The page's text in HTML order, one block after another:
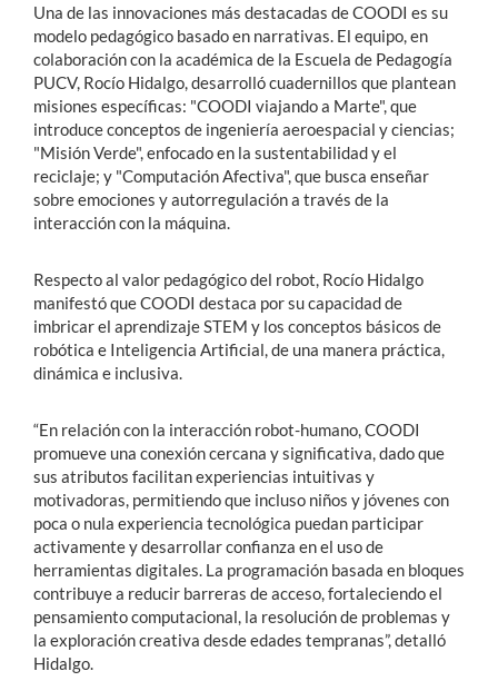
Una de las innovaciones más destacadas de COODI es su
modelo pedagógico basado en narrativas. El equipo, en
colaboración con la académica de la Escuela de Pedagogía
PUCV, Rocío Hidalgo, desarrolló cuadernillos que plantean
misiones específicas: "COODI viajando a Marte", que
introduce conceptos de ingeniería aeroespacial y ciencias;
"Misión Verde", enfocado en la sustentabilidad y el
reciclaje; y "Computación Afectiva", que busca enseñar
sobre emociones y autorregulación a través de la
interacción con la máquina.
Respecto al valor pedagógico del robot, Rocío Hidalgo
manifestó que COODI destaca por su capacidad de
imbricar el aprendizaje STEM y los conceptos básicos de
robótica e Inteligencia Artificial, de una manera práctica,
dinámica e inclusiva.
“En relación con la interacción robot-humano, COODI
promueve una conexión cercana y significativa, dado que
sus atributos facilitan experiencias intuitivas y
motivadoras, permitiendo que incluso niños y jóvenes con
poca o nula experiencia tecnológica puedan participar
activamente y desarrollar confianza en el uso de
herramientas digitales. La programación basada en bloques
contribuye a reducir barreras de acceso, fortaleciendo el
pensamiento computacional, la resolución de problemas y
la exploración creativa desde edades tempranas”, detalló
Hidalgo.